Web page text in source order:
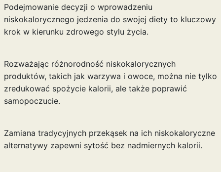
Podejmowanie decyzji o wprowadzeniu
niskokalorycznego jedzenia do swojej diety to kluczowy
krok w kierunku zdrowego stylu życia.
Rozważając różnorodność niskokalorycznych
produktów, takich jak warzywa i owoce, można nie tylko
zredukować spożycie kalorii, ale także poprawić
samopoczucie.
Zamiana tradycyjnych przekąsek na ich niskokaloryczne
alternatywy zapewni sytość bez nadmiernych kalorii.